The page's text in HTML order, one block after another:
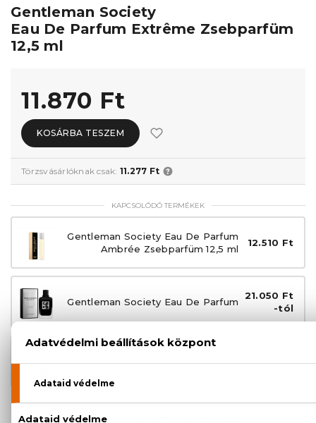
Gentleman Society
Eau De Parfum Extrême Zsebparfüm
12,5 ml
11.870 Ft
KOSÁRBA TESZEM
Törzsvásárlóknak csak: 11.277 Ft
KAPCSOLÓDÓ TERMÉKEK
Gentleman Society Eau De Parfum
Ambrée Zsebparfüm 12,5 ml
12.510 Ft
Gentleman Society Eau De Parfum
21.050 Ft
-tól
Mini 6 ml
10.990 Ft